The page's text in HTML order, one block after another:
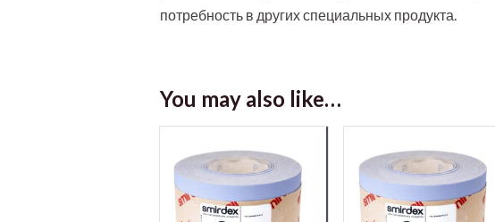
потребность в других специальных продукта.
You may also like…